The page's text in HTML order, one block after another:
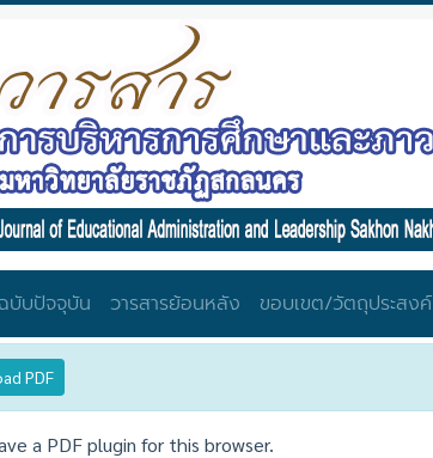
บับปัจจุบัน วารสารย้อนหลัง ขอบเขต/วัตถุประสงค์
PDF
a PDF plugin for this browser.